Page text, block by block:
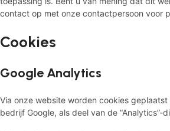
contact op met onze contactpersoon voor
Cookies
Google Analytics
Via onze website worden cookies
bedrijf Google, als deel van de “Analytics”-